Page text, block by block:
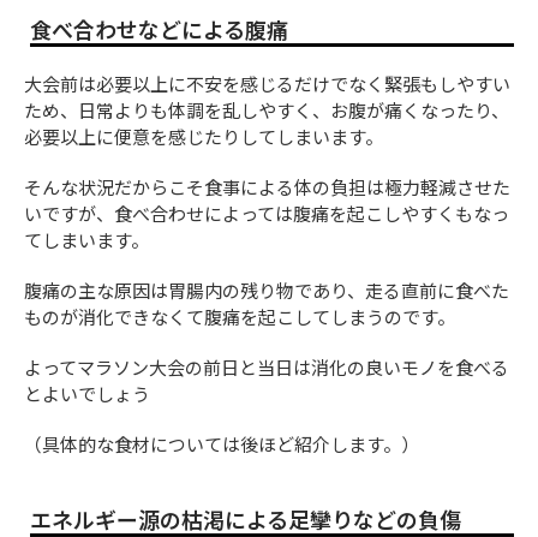
食べ合わせなどによる腹痛
大会前は必要以上に不安を感じるだけでなく緊張もしやすい
ため、日常よりも体調を乱しやすく、お腹が痛くなったり、
必要以上に便意を感じたりしてしまいます。
そんな状況だからこそ食事による体の負担は極力軽減させた
いですが、食べ合わせによっては腹痛を起こしやすくもなっ
てしまいます。
腹痛の主な原因は胃腸内の残り物であり、走る直前に食べた
ものが消化できなくて腹痛を起こしてしまうのです。
よってマラソン大会の前日と当日は消化の良いモノを食べる
とよいでしょう
（具体的な食材については後ほど紹介します。）
エネルギー源の枯渇による足攣りなどの負傷